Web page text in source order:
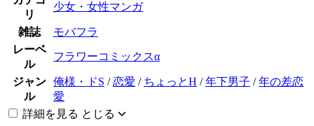
リ
少女・女性マンガ
雑誌
モバフラ
レーベ
ル
フラワーコミックスα
ジャン
ル
俺様・ドS /恋愛 / ちょっとH /年下男子 /年の差恋
愛
詳細を見る とじる